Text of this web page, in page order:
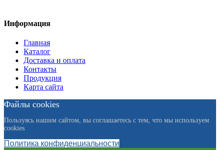
Информация
Главная
Каталог
Доставка и оплата
Контакты
Продукция
Карта сайта
Файлы cookies
Пользуясь нашим сайтом, вы соглашаетесь с тем, что мы используем
cookies
Политика конфиденциальности